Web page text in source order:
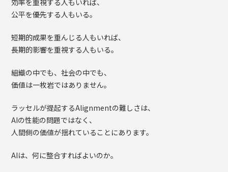
公平を優先する人もいる。
短期的成果を重んじる人もいれば、
長期的影響を重視する人もいる。
組織の中でも、社会の中でも、
価値は一枚岩ではありません。
ラッセルが提起するAlignmentの難しさは、
AIの性能の問題ではなく、
人間側の価値が揺れていることにあります。
AIは、何に整合すればよいのか。